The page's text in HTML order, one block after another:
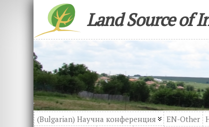
Land Source of
(Bulgarian) Научна конференция EN-Other